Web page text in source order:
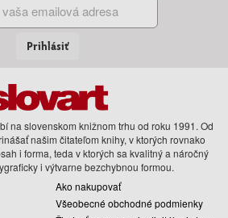
Prihlásiť
na slovenskom knižnom trhu od roku 1991. Od
našim čitateľom knihy, v ktorých rovnako
i forma, teda v ktorých sa kvalitný a náročný
i výtvarne bezchybnou formou.
Ako nakupovať
Všeobecné obchodné podmienky